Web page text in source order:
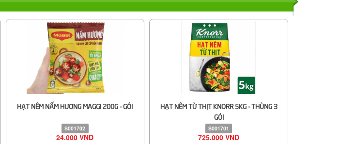
HẠT NÊM NẤM HƯƠNG MAGGI 200G - GÓI
S001702
24.000 VND
HẠT NÊM TỪ THỊT KNORR 5KG - THÙNG 3
GÓI
S001701
725.000 VND